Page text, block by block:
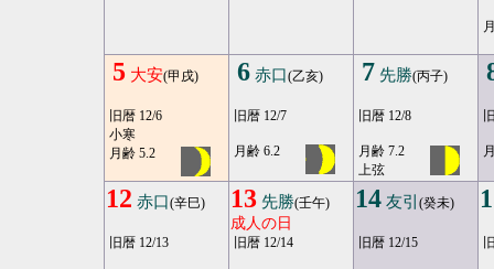
5 大安(甲戌)
旧暦 12/6
小寒
月齢 5.2
6 赤口(乙亥)
旧暦 12/7
月齢 6.2
7 先勝(丙子)
旧暦 12/8
月齢 7.2
上弦
12 赤口(辛巳)
旧暦 12/13
13 先勝(壬午)
成人の日
旧暦 12/14
14 友引 (癸未)
旧暦 12/15